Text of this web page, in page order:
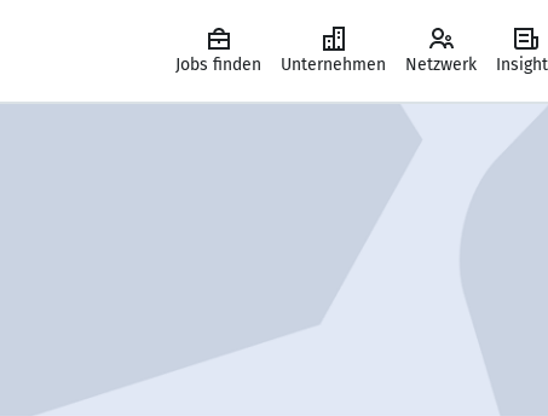
Jobs finden Unternehmen Netzwerk